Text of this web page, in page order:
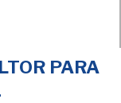
PARA